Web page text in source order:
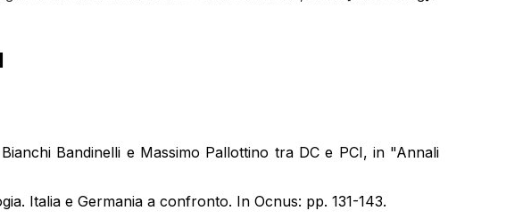
Bandinelli e Massimo Pallottino tra DC e PCI, in "Annali
Italia e Germania a confronto. In Ocnus: pp. 131-143.